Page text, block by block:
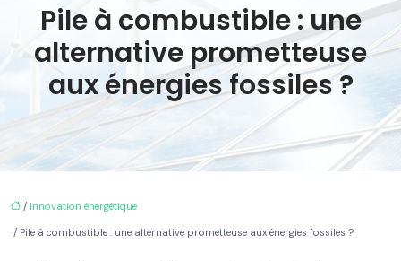
Pile à combustible : une
alternative prometteuse
aux énergies fossiles ?
/ Innovation énergétique
/ Pile à combustible : une alternative prometteuse aux énergies fossiles ?